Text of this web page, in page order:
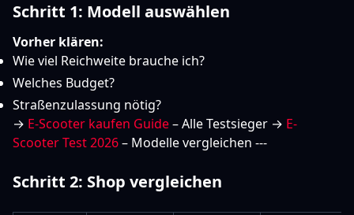
Schritt 1: Modell auswählen
Vorher klären:
Wie viel Reichweite brauche ich?
Welches Budget?
Straßenzulassung nötig?
→ E-Scooter kaufen Guide– Alle Testsieger → E-
Scooter Test 2026– Modelle vergleichen ---
Schritt 2: Shop vergleichen